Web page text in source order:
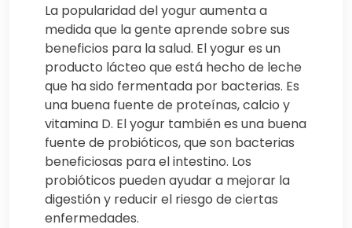
La popularidad del yogur aumenta a
medida que la gente aprende sobre sus
beneficios para la salud. El yogur es un
producto lácteo que está hecho de leche
que ha sido fermentada por bacterias. Es
una buena fuente de proteínas, calcio y
vitamina D. El yogur también es una buena
fuente de probióticos, que son bacterias
beneficiosas para el intestino. Los
probióticos pueden ayudar a mejorar la
digestión y reducir el riesgo de ciertas
enfermedades.